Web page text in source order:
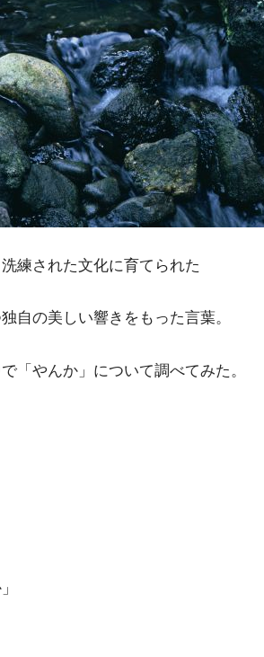
練された文化に育てられた
自の美しい響きをもった言葉。
「やんか」について調べてみた。